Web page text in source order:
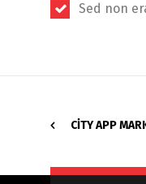
Sed non
CITY APP